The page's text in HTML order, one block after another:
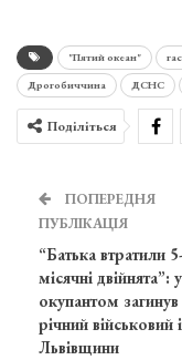
"Пятий океан"
Дрогобиччина
ДСНС
Поділіться
ПОПЕРЕДНЯ
ПУБЛІКАЦІЯ
“Батька втратили
місячні двійнята”:
окупантом
річний військовий
Львівщини